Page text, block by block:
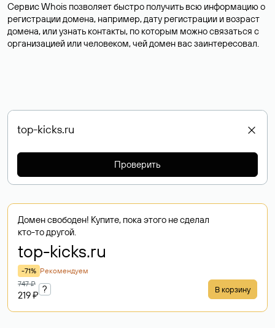
Сервис Whois позволяет быстро получить всю информацию о
регистрации домена, например, дату регистрации и возраст
домена, или узнать контакты, по которым можно связаться с
организацией или человеком, чей домен вас заинтересовал.
Проверить
Домен свободен! Купите, пока этого не сделал
кто-то другой.
top-kicks.ru
-71% Рекомендуем
747 ₽
219 ₽
? В корзину